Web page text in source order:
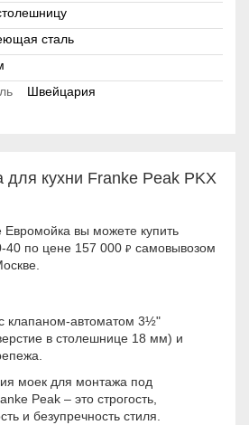
сталь
Швейцария
кухни Franke Peak PKX
Евромойка вы можете купить
40 по цене 157 000 ₽ самовывозом
клапаном-автоматом 3½"
в столешнице 18 мм) и
моек для монтажа под
Peak – это строгость,
и безупречность стиля.